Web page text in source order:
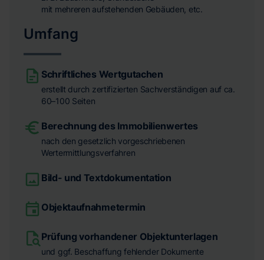
mit mehreren aufstehenden Gebäuden, etc.
Umfang
Schriftliches Wertgutachen
erstellt durch zertifizierten Sachverständigen auf ca.
60–100 Seiten
Berechnung des Immobilienwertes
nach den gesetzlich vorgeschriebenen
Wertermittlungsverfahren
Bild- und Textdokumentation
Objektaufnahmetermin
Prüfung vorhandener Objektunterlagen
und ggf. Beschaffung fehlender Dokumente